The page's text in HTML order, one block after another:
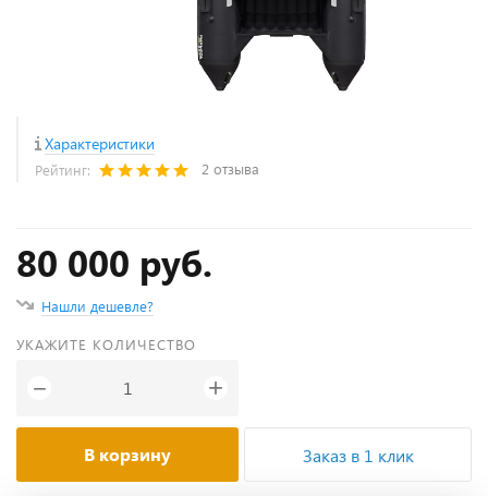
Характеристики
Рейтинг: 2 отзыва
80 000 руб.
Нашли дешевле?
УКАЖИТЕ КОЛИЧЕСТВО
− +
В корзину Заказ в 1 клик